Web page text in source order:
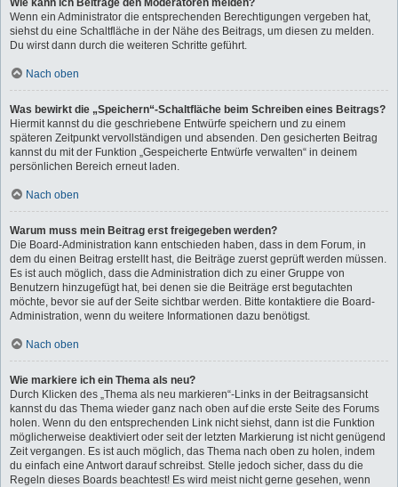
Wie kann ich Beiträge den Moderatoren melden?
Wenn ein Administrator die entsprechenden Berechtigungen vergeben hat,
siehst du eine Schaltfläche in der Nähe des Beitrags, um diesen zu melden.
Du wirst dann durch die weiteren Schritte geführt.
Nach oben
Was bewirkt die „Speichern“-Schaltfläche beim Schreiben eines Beitrags?
Hiermit kannst du die geschriebene Entwürfe speichern und zu einem
späteren Zeitpunkt vervollständigen und absenden. Den gesicherten Beitrag
kannst du mit der Funktion „Gespeicherte Entwürfe verwalten“ in deinem
persönlichen Bereich erneut laden.
Nach oben
Warum muss mein Beitrag erst freigegeben werden?
Die Board-Administration kann entschieden haben, dass in dem Forum, in
dem du einen Beitrag erstellt hast, die Beiträge zuerst geprüft werden müssen.
Es ist auch möglich, dass die Administration dich zu einer Gruppe von
Benutzern hinzugefügt hat, bei denen sie die Beiträge erst begutachten
möchte, bevor sie auf der Seite sichtbar werden. Bitte kontaktiere die Board-
Administration, wenn du weitere Informationen dazu benötigst.
Nach oben
Wie markiere ich ein Thema als neu?
Durch Klicken des „Thema als neu markieren“-Links in der Beitragsansicht
kannst du das Thema wieder ganz nach oben auf die erste Seite des Forums
holen. Wenn du den entsprechenden Link nicht siehst, dann ist die Funktion
möglicherweise deaktiviert oder seit der letzten Markierung ist nicht genügend
Zeit vergangen. Es ist auch möglich, das Thema nach oben zu holen, indem
du einfach eine Antwort darauf schreibst. Stelle jedoch sicher, dass du die
Regeln dieses Boards beachtest! Es wird meist nicht gerne gesehen, wenn